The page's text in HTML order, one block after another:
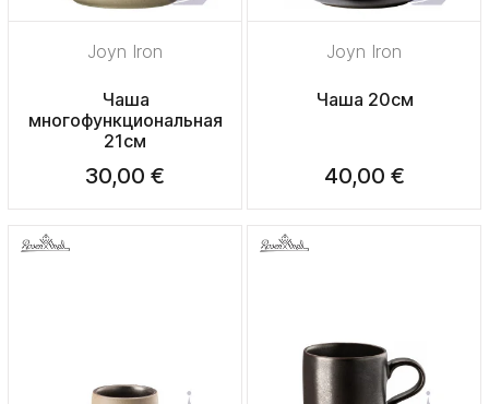
Joyn Iron
Чаша
многофункциональная
21см
30,00 €
Joyn Iron
Чаша 20см
40,00 €